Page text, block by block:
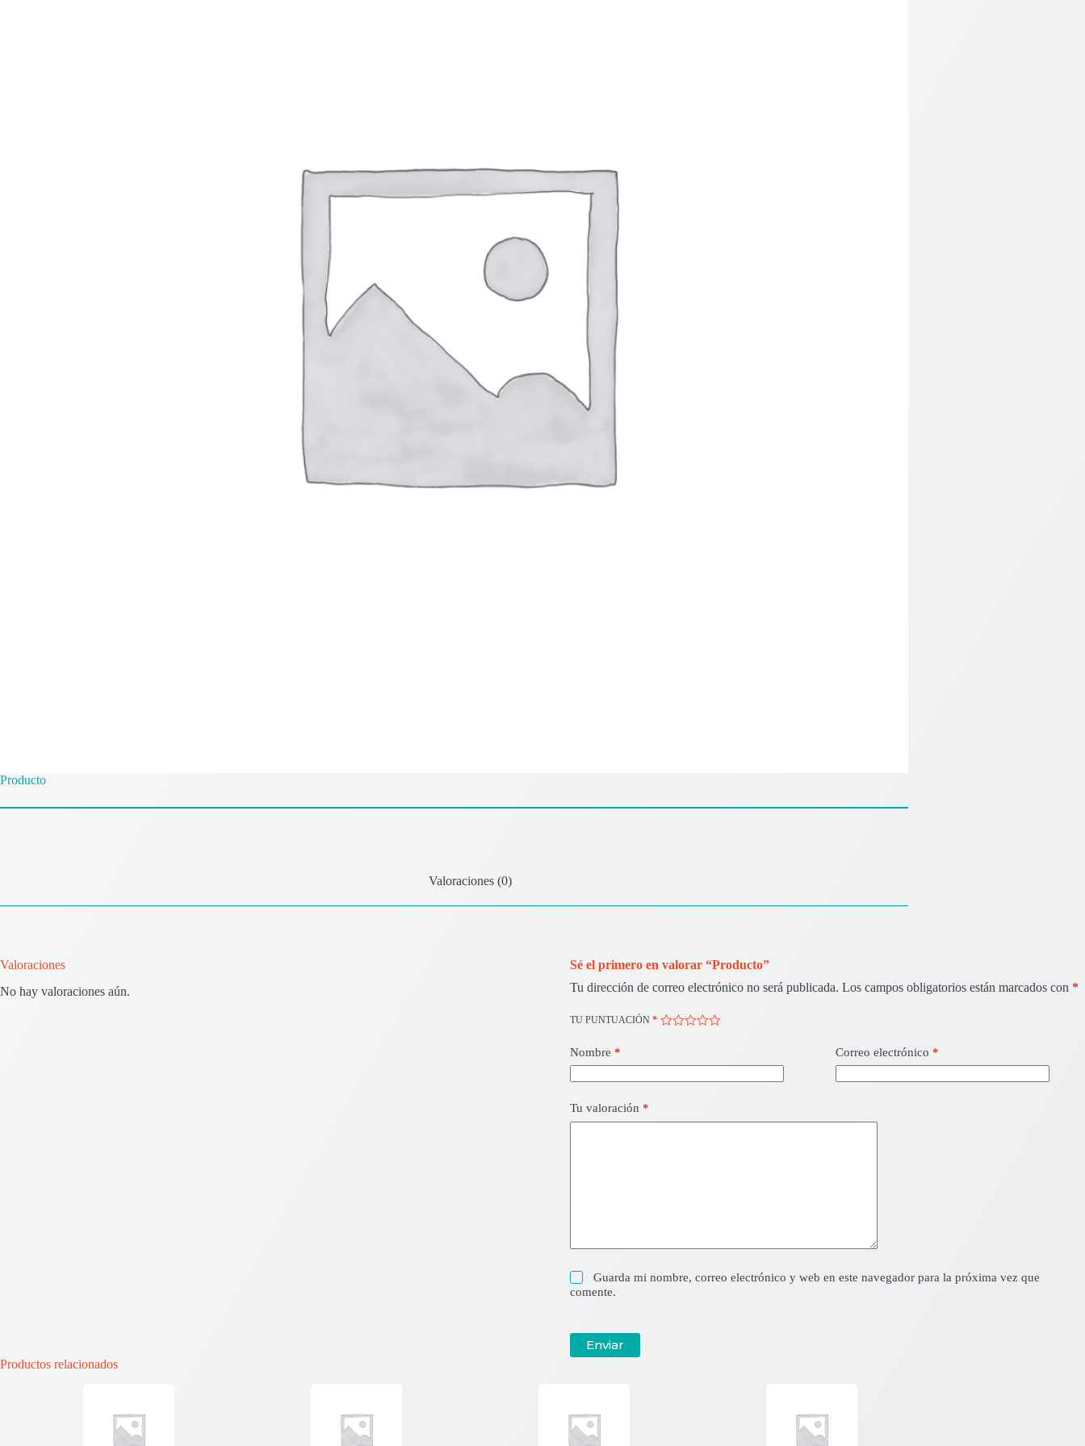
Producto
Valoraciones (0)
Valoraciones
No hay valoraciones aún.
Sé el primero en valorar “Producto”
Tu dirección de correo electrónico no será publicada. Los campos obligatorios están marcados con *
TU PUNTUACIÓN *
Nombre * Correo electrónico *
Tu valoración *
Guarda mi nombre, correo electrónico y web en este navegador para la próxima vez que
comente.
Enviar
Productos relacionados